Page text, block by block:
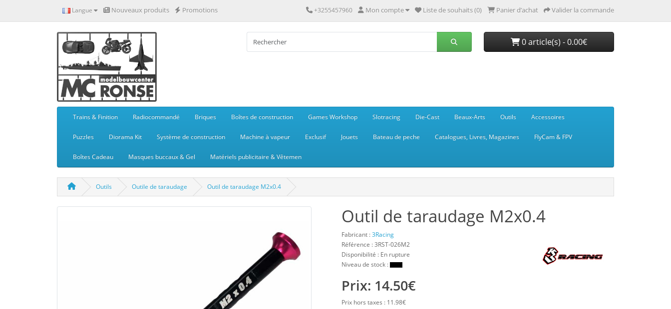
Langue Nouveaux produits Promotions +3255457960 Mon compte Liste de souhaits (0) Panier d’achat Valider la commande
0 article(s) - 0.00€
Trains & Finition Radiocommandé Briques Boîtes de construction Games Workshop Slotracing Die-Cast Beaux-Arts Outils Accessoires
Puzzles Diorama Kit Système de construction Machine à vapeur Exclusif Jouets Bateau de peche Catalogues, Livres, Magazines FlyCam & FPV
Boîtes Cadeau Masques buccaux & Gel Matériels publicitaire & Vêtemen
Outils Outile de taraudage Outil de taraudage M2x0.4
Outil de taraudage M2x0.4
Fabricant :3Racing
Référence :3RST-026M2
Disponibilité : En rupture
Niveau de stock :
Prix: 14.50€
Prix hors taxes : 11.98€